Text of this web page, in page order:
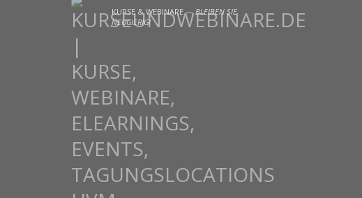
KURSE & WEBINARE —BLEIBEN SIE
NEUGIERIG!